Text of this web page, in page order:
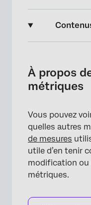
Visualisation
métriques
Exportation des
À propos
métriques
Vous pouvez
quelles autres
de mesures
utile d’en tenir
modification ou
métriques.